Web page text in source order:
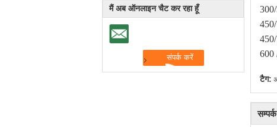
मैं अब ऑनलाइन चैट कर रहा हूँ
टैग: